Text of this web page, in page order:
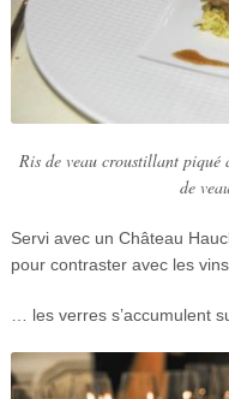
Ris de veau croustillant
de
Servi avec un Château
pour contraster avec les
… les verres s’accumulent